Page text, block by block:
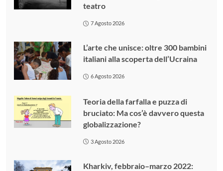
teatro
7 Agosto 2026
L’arte che unisce: oltre 300 bambini
italiani alla scoperta dell’Ucraina
6 Agosto 2026
Teoria della farfalla e puzza di
bruciato: Ma cos’è davvero questa
globalizzazione?
3 Agosto 2026
Kharkiv, febbraio–marzo 2022: